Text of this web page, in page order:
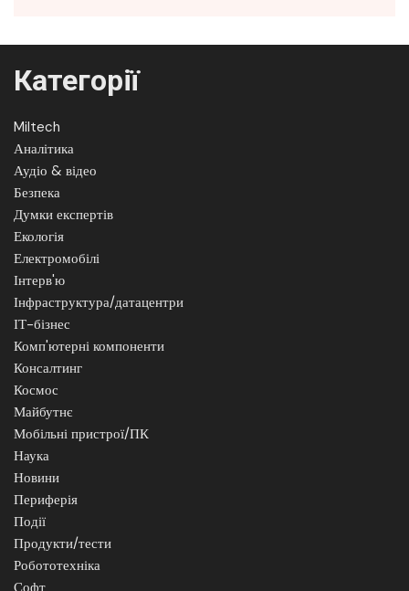
Категорії
Miltech
Аналітика
Аудіо & відео
Безпека
Думки експертів
Екологія
Електромобілі
Інтерв'ю
Інфраструктура/датацентри
ІТ-бізнес
Комп'ютерні компоненти
Консалтинг
Космос
Майбутнє
Мобільні пристрої/ПК
Наука
Новини
Периферія
Події
Продукти/тести
Робототехніка